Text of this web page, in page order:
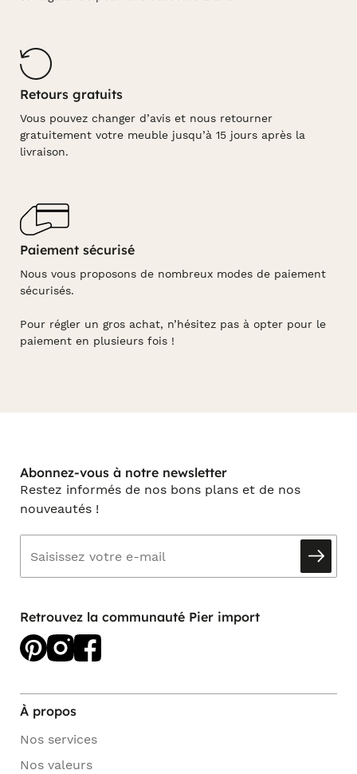
Retours gratuits
Vous pouvez changer d’avis et nous retourner
gratuitement votre meuble jusqu’à 15 jours après la
livraison.
Paiement sécurisé
Nous vous proposons de nombreux modes de paiement
sécurisés.
Pour régler un gros achat, n’hésitez pas à opter pour le
paiement en plusieurs fois !
Abonnez-vous à notre newsletter
Restez informés de nos bons plans et de nos
nouveautés !
Retrouvez la communauté Pier import
À propos
Nos services
Nos valeurs